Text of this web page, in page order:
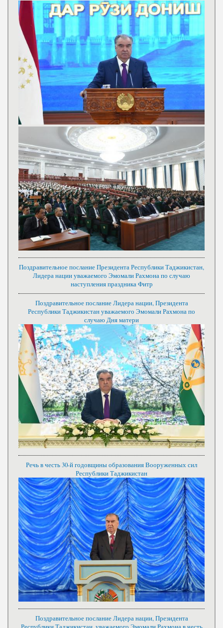
Поздравительное послание Президента Республики Таджикистан,
Лидера нации уважаемого Эмомали Рахмона по случаю
наступления праздника Фитр
Поздравительное послание Лидера нации, Президента
Республики Таджикистан уважаемого Эмомали Рахмона по
случаю Дня матери
Речь в честь 30-й годовщины образования Вооруженных сил
Республики Таджикистан
Поздравительное послание Лидера нации, Президента